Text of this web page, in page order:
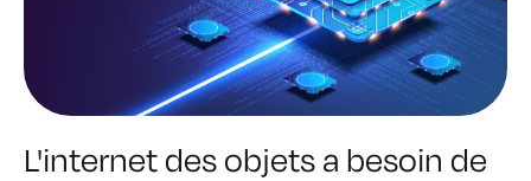
L'internet des objets a besoin de